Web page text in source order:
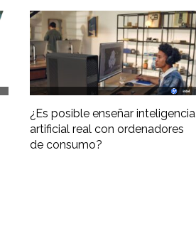
¿Es posible enseñar inteligencia
artificial real con ordenadores
de consumo?